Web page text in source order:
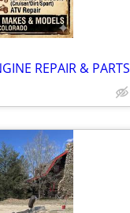
REPAIR & PARTS